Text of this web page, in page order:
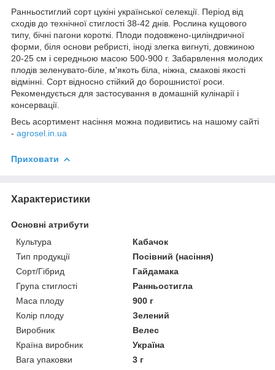
Ранньостиглий сорт цукіні української селекції. Період від
сходів до технічної стиглості 38-42 днів. Рослина кущового
типу, бічні пагони короткі. Плоди подовжено-циліндричної
форми, біля основи ребристі, іноді злегка вигнуті, довжиною
20-25 см і середньою масою 500-900 г. Забарвлення молодих
плодів зеленувато-біле, м'якоть біла, ніжна, смакові якості
відмінні. Сорт відносно стійкий до борошнистої роси.
Рекомендується для застосування в домашній кулінарії і
консервації.
Весь асортимент насіння можна подивитись на нашому сайті
- agrosel.in.ua
Приховати
Характеристики
Основні атрибути
Культура
Кабачок
Тип продукції
Посівний (насіння)
Сорт/Гібрид
Гайдамака
Група стиглості
Ранньостигла
Маса плоду
900 г
Колір плоду
Зелений
Виробник
Велес
Країна виробник
Україна
Вага упаковки
3 г